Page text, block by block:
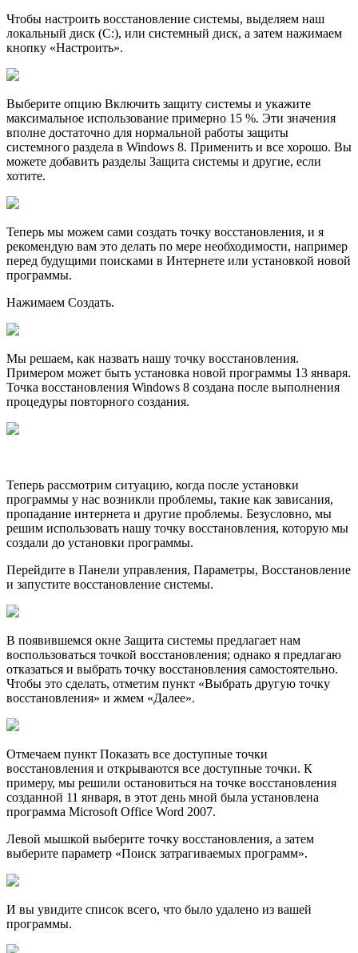
Чтобы настроить восстановление системы, выделяем наш
локальный диск (C:), или системный диск, а затем нажимаем
кнопку «Настроить».
Выберите опцию Включить защиту системы и укажите
максимальное использование примерно 15 %. Эти значения
вполне достаточно для нормальной работы защиты
системного раздела в Windows 8. Применить и все хорошо. Вы
можете добавить разделы Защита системы и другие, если
хотите.
Теперь мы можем сами создать точку восстановления, и я
рекомендую вам это делать по мере необходимости, например
перед будущими поисками в Интернете или установкой новой
программы.
Нажимаем Создать.
Мы решаем, как назвать нашу точку восстановления.
Примером может быть установка новой программы 13 января.
Точка восстановления Windows 8 создана после выполнения
процедуры повторного создания.
Теперь рассмотрим ситуацию, когда после установки
программы у нас возникли проблемы, такие как зависания,
пропадание интернета и другие проблемы. Безусловно, мы
решим использовать нашу точку восстановления, которую мы
создали до установки программы.
Перейдите в Панели управления, Параметры, Восстановление
и запустите восстановление системы.
В появившемся окне Защита системы предлагает нам
воспользоваться точкой восстановления; однако я предлагаю
отказаться и выбрать точку восстановления самостоятельно.
Чтобы это сделать, отметим пункт «Выбрать другую точку
восстановления» и жмем «Далее».
Отмечаем пункт Показать все доступные точки
восстановления и открываются все доступные точки. К
примеру, мы решили остановиться на точке восстановления
созданной 11 января, в этот день мной была установлена
программа Microsoft Office Word 2007.
Левой мышкой выберите точку восстановления, а затем
выберите параметр «Поиск затрагиваемых программ».
И вы увидите список всего, что было удалено из вашей
программы.